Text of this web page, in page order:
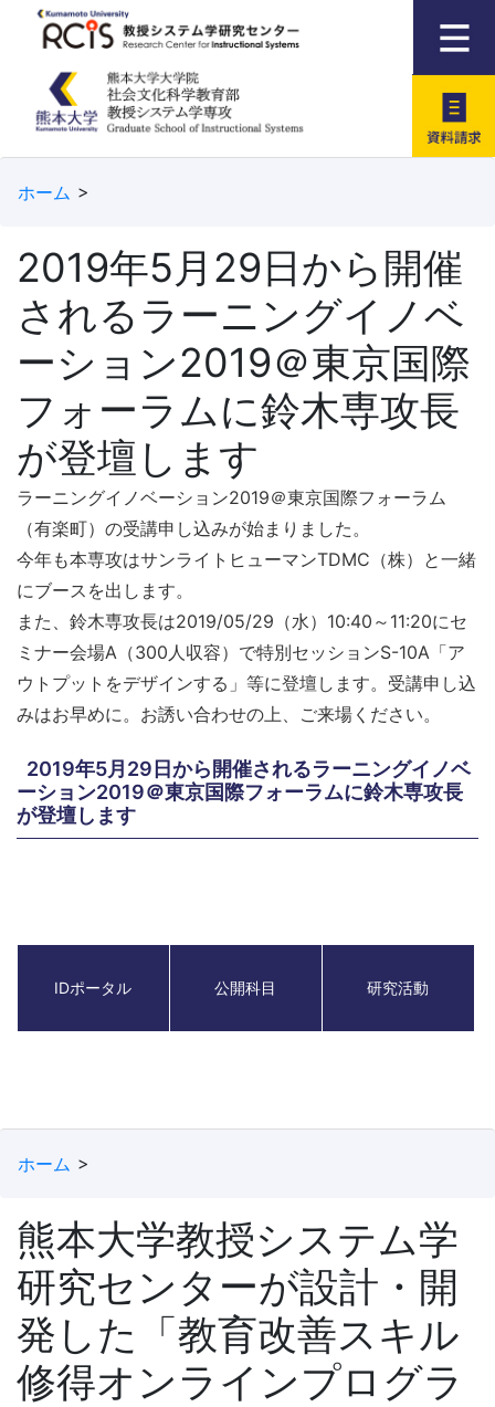
ホーム
2019年5月29日から開催
されるラーニングイノベ
ーション2019＠東京国際
フォーラムに鈴木専攻長
が登壇します
ラーニングイノベーション2019＠東京国際フォーラム
（有楽町）の受講申し込みが始まりました。
今年も本専攻はサンライトヒューマンTDMC（株）と一緒
にブースを出します。
また、鈴木専攻長は2019/05/29（水）10:40～11:20にセ
ミナー会場A（300人収容）で特別セッションS-10A「ア
ウトプットをデザインする」等に登壇します。受講申し込
みはお早めに。お誘い合わせの上、ご来場ください。
2019年5月29日から開催されるラーニングイノベ
ーション2019＠東京国際フォーラムに鈴木専攻長
が登壇します
IDポータル 公開科目 研究活動
ホーム
熊本大学教授システム学
研究センターが設計・開
発した「教育改善スキル
修得オンラインプログラ